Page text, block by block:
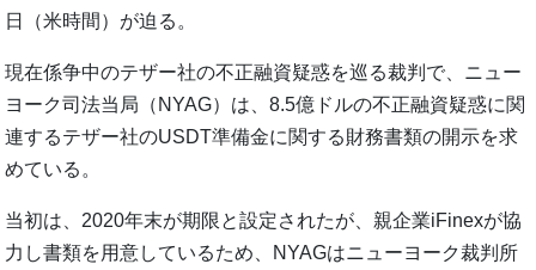
日（米時間）が迫る。
現在係争中のテザー社の不正融資疑惑を巡る裁判で、ニュー
ヨーク司法当局（NYAG）は、8.5億ドルの不正融資疑惑に関
連するテザー社のUSDT準備金に関する財務書類の開示を求
めている。
当初は、2020年末が期限と設定されたが、親企業iFinexが協
力し書類を用意しているため、NYAGはニューヨーク裁判所